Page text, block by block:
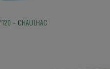
– CHAULHAC